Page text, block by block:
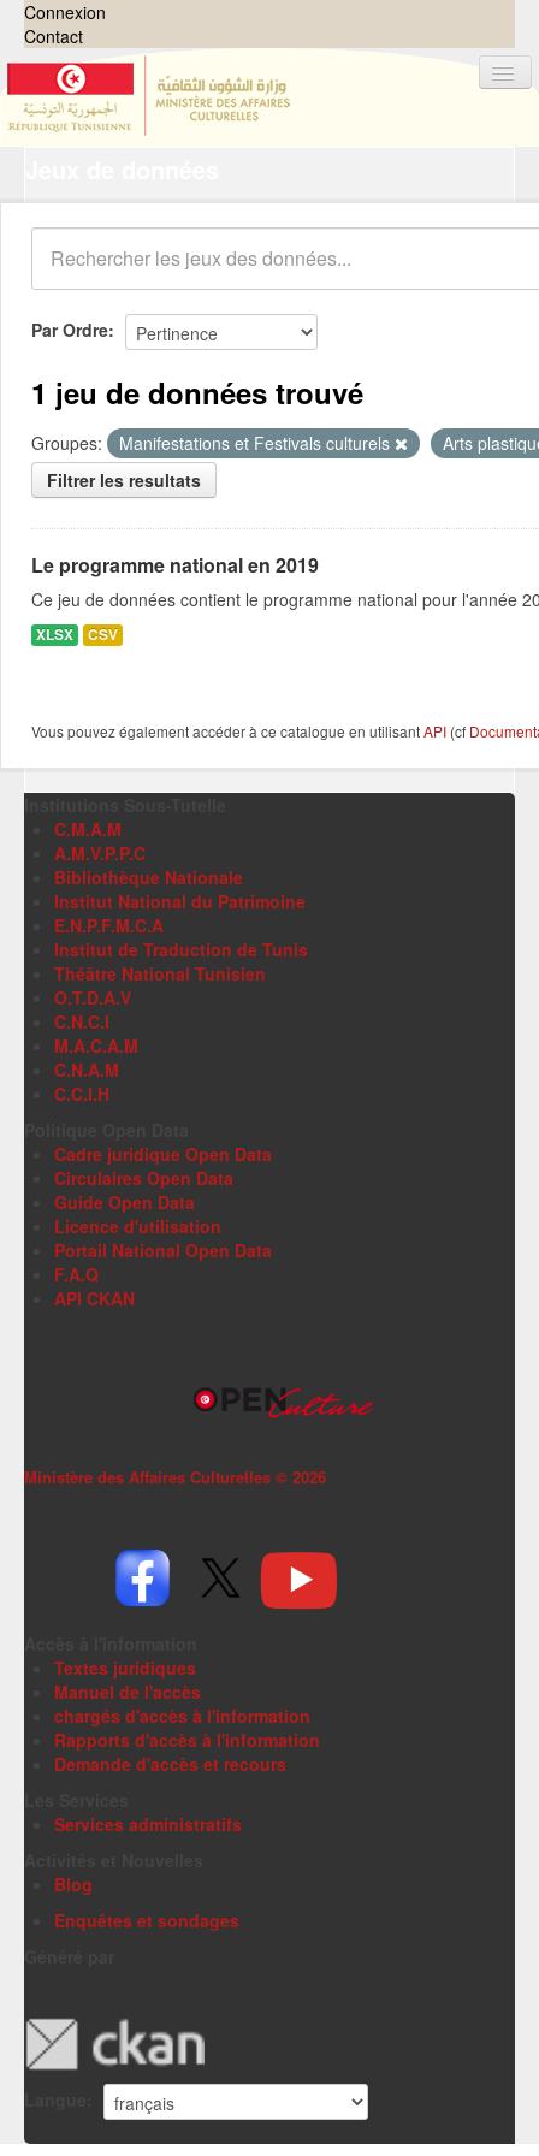
Connexion
Contact
Organisations
Groupes
Demandes 0
À propos
Par Ordre
1 jeu de données trouvé
Groupes: Manifestations et Festivals culturels
Arts
Filtrer les resultats
Le programme national en 2019
Ce jeu de données contient le programme national pour l'année
XLSX CSV
Vous pouvez également accéder à ce catalogue en utilisantAPI (cf
C.M.A.M
A.M.V.P.P.C
Bibliothèque Nationale
Institut National du Patrimoine
E.N.P.F.M.C.A
Institut de Traduction de Tunis
Théâtre National Tunisien
O.T.D.A.V
C.N.C.I
M.A.C.A.M
C.N.A.M
C.C.I.H
Cadre juridique Open Data
Circulaires Open Data
Guide Open Data
Licence d'utilisation
Portail National Open Data
F.A.Q
API CKAN
Ministère des Affaires Culturelles © 2026
Textes juridiques
Manuel de l'accès
chargés d'accès à l'information
Rapports d'accès à l'information
Demande d'accès et recours
Services administratifs
Blog
Enquêtes et sondages